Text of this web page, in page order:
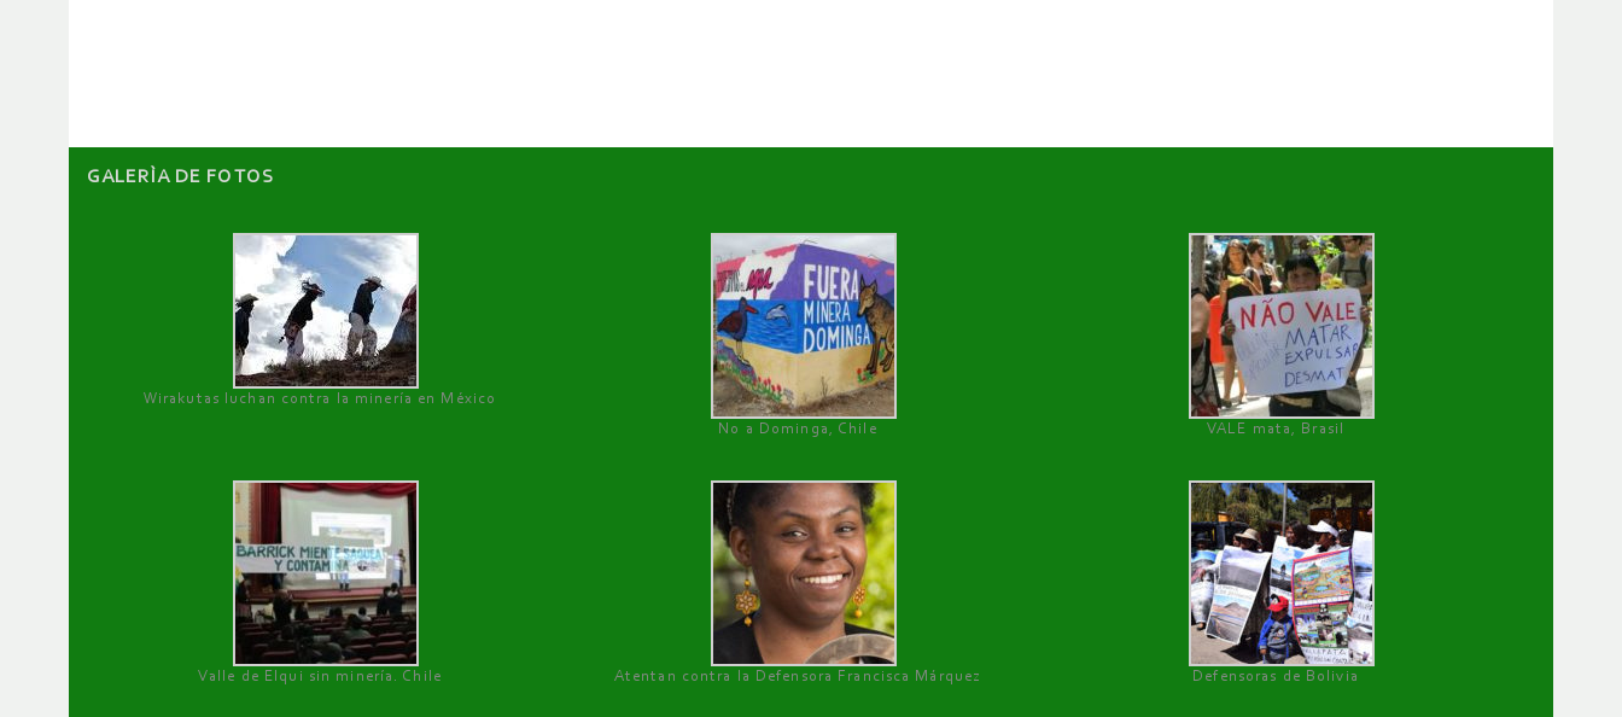
GALERÌA DE FOTOS
Wirakutas luchan contra la minería en México
No a Dominga, Chile
VALE mata, Brasil
Valle de Elqui sin minería. Chile Atentan contra la Defensora Francisca Márquez Defensoras de Bolivia